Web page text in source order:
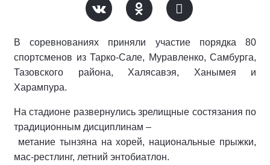
В соревнованиях приняли участие порядка 80
спортсменов из Тарко-Сале, Муравленко, Самбурга,
Тазовского района, Халясавэя, Ханымея и
Харампура.
На стадионе развернулись зрелищные состязания по
традиционным дисциплинам –
метание тынзяна на хорей, национальные прыжки,
мас-рестлинг, летний энтобиатлон.